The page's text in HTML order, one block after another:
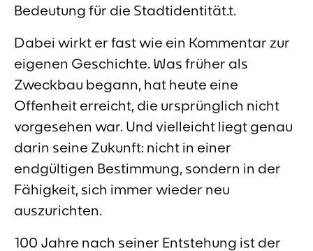
Bedeutung für die Stadtidentität.t.
Dabei wirkt er fast wie ein Kommentar zur
eigenen Geschichte. Was früher als
Zweckbau begann, hat heute eine
Offenheit erreicht, die ursprünglich nicht
vorgesehen war. Und vielleicht liegt genau
darin seine Zukunft: nicht in einer
endgültigen Bestimmung, sondern in der
Fähigkeit, sich immer wieder neu
auszurichten.
100 Jahre nach seiner Entstehung ist der